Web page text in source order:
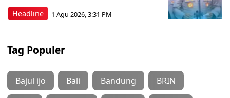
Headline 1 Agu 2026, 3:31 PM
Tag Populer
Bajul ijo Bali Bandung BRIN